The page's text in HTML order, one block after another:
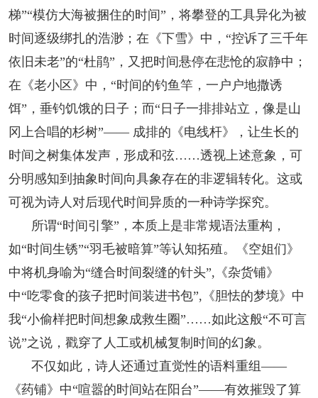
梯”“模仿大海被捆住的时间”，将攀登的工具异化为被
时间逐级绑扎的浩渺；在《下雪》中，“控诉了三千年
依旧未老”的“杜鹃”，又把时间悬停在悲怆的寂静中；
在《老小区》中，“时间的钓鱼竿，一户户地撒诱
饵”，垂钓饥饿的日子；而“日子一排排站立，像是山
冈上合唱的杉树”—— 成排的《电线杆》，让生长的
时间之树集体发声，形成和弦……透视上述意象，可
分明感知到抽象时间向具象存在的非逻辑转化。这或
可视为诗人对后现代时间异质的一种诗学探究。
所谓“时间引擎”，本质上是非常规语法重构，
如“时间生锈”“羽毛被暗算”等认知拓殖。《空姐们》
中将机身喻为“缝合时间裂缝的针头”,《杂货铺》
中“吃零食的孩子把时间装进书包”,《胆怯的梦境》中
我“小偷样把时间想象成救生圈”……如此这般“不可言
说”之说，戳穿了人工或机械复制时间的幻象。
不仅如此，诗人还通过直觉性的语料重组——
《药铺》中“喧嚣的时间站在阳台”——有效摧毁了算